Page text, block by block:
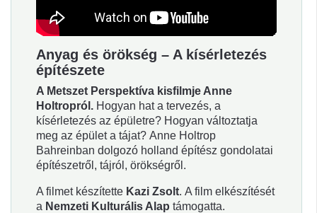
Anyag és örökség – A kísérletezés
építészete
A Metszet Perspektíva kisfilmje Anne
Holtropról. Hogyan hat a tervezés, a
kísérletezés az épületre? Hogyan változtatja
meg az épület a tájat? Anne Holtrop
Bahreinban dolgozó holland építész gondolatai
építészetről, tájról, örökségről.
A filmet készítette Kazi Zsolt. A film elkészítését
a Nemzeti Kulturális Alap támogatta.